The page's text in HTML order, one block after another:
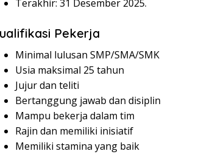
Terakhir: 31 Desember 2025.
Pekerja
Minimal lulusan SMP/SMA/SMK
Usia maksimal 25 tahun
Jujur dan teliti
Bertanggung jawab dan disiplin
Mampu bekerja dalam tim
Rajin dan memiliki inisiatif
Memiliki stamina yang baik